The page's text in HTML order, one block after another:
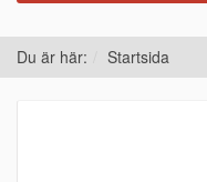
Du är här: Startsida